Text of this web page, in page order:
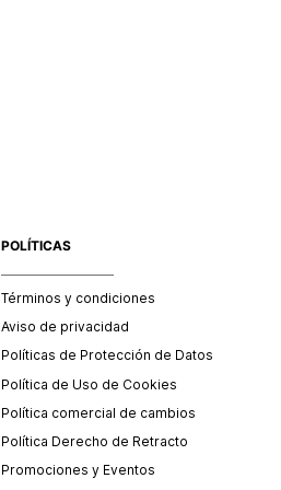
POLÍTICAS
Términos y condiciones
Aviso de privacidad
Políticas de Protección de Datos
Política de Uso de Cookies
Política comercial de cambios
Política Derecho de Retracto
Promociones y Eventos